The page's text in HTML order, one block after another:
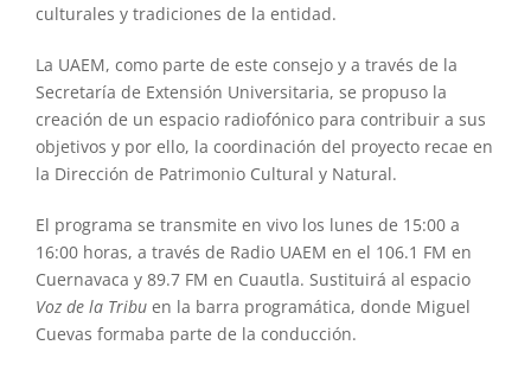
culturales y tradiciones de la entidad.
La UAEM, como parte de este consejo y a través de la
Secretaría de Extensión Universitaria, se propuso la
creación de un espacio radiofónico para contribuir a sus
objetivos y por ello, la coordinación del proyecto recae en
la Dirección de Patrimonio Cultural y Natural.
El programa se transmite en vivo los lunes de 15:00 a
16:00 horas, a través de Radio UAEM en el 106.1 FM en
Cuernavaca y 89.7 FM en Cuautla. Sustituirá al espacio
Voz de la Tribuen la barra programática, donde Miguel
Cuevas formaba parte de la conducción.